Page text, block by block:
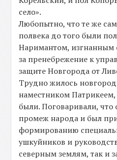
село».
Любопытно, что те же
полвека до того были
Наримантом, изгнанным
за пренебрежение к
защите Новгорода от
Трудно жилось
наместником
были. Поговаривали, что
промеж народа и был
формированию
ушкуйников и
северным землям, так и